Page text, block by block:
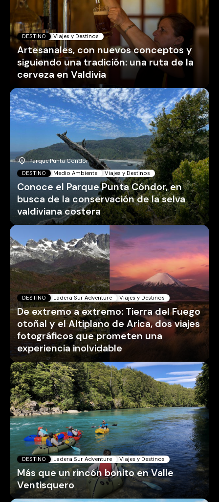
DESTINO Viajes y Destinos
Artesanales, con nuevos conceptos y
siguiendo una tradición: una ruta de la
cerveza en Valdivia
Parque Punta Condor
DESTINO
Medio Ambiente Viajes y Destinos
Conoce el Parque Punta Cóndor, en
busca de la conservación de la selva
valdiviana costera
DESTINO Ladera Sur Adventure Viajes y Destinos
De extremo a extremo: Tierra del Fuego
otoñal y el Altiplano de Arica, dos viajes
fotográficos que prometen una
experiencia inolvidable
DESTINO Ladera Sur Adventure Viajes y Destinos
Más que un rincón bonito en Valle
Ventisquero